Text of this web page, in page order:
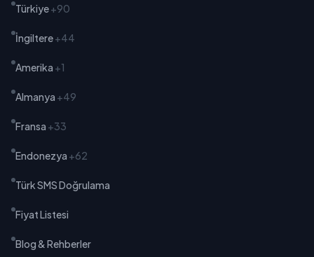
Türkiye+90
İngiltere+44
Amerika +1
Almanya +49
Fransa +33
Endonezya +62
Türk SMS Doğrulama
Fiyat Listesi
Blog & Rehberler